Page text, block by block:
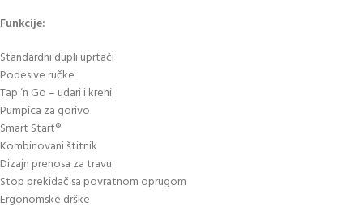
Funkcije:
Standardni dupli uprtači
Podesive ručke
Tap ‘n Go – udari i kreni
Pumpica za gorivo
Smart Start®
Kombinovani štitnik
Dizajn prenosa za travu
Stop prekidač sa povratnom oprugom
Ergonomske drške